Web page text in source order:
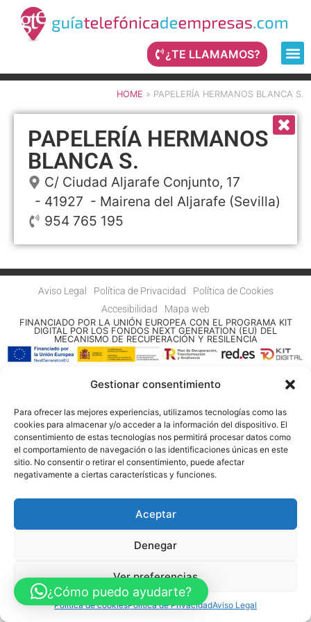
Gestionar consentimiento
Para ofrecer las mejores experiencias, utilizamos tecnologías como las
cookies para almacenar y/o acceder a la información del dispositivo. El
consentimiento de estas tecnologías nos permitirá procesar datos como
el comportamiento de navegación o las identificaciones únicas en este
sitio. No consentir o retirar el consentimiento, puede afectar
negativamente a ciertas características y funciones.
Aceptar
Denegar
Ver preferencias
Política de cookiesPolítica de PrivacidadAviso Legal
¿TE LLAMAMOS?
HOME » PAPELERÍA HERMANOS BLANCA S.
PAPELERÍA HERMANOS
BLANCA S.
C/ Ciudad Aljarafe Conjunto, 17
- 41927 - Mairena del Aljarafe (Sevilla)
954 765 195
Aviso Legal Política de Privacidad
Política de Cookies
Accesibilidad
Mapa web
FINANCIADO POR LA UNIÓN EUROPEA CON EL PROGRAMA KIT
DIGITAL POR LOS FONDOS NEXT GENERATION (EU) DEL
MECANISMO DE RECUPERACIÓN Y RESILENCIA
¿Cómo puedo ayudarte?